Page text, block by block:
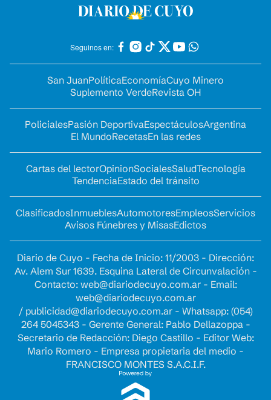
Seguinos en:
San JuanPolíticaEconomíaCuyo Minero
Suplemento VerdeRevista OH
PolicialesPasión DeportivaEspectáculosArgentina
El MundoRecetasEn las redes
Cartas del lectorOpinionSocialesSaludTecnología
TendenciaEstado del tránsito
ClasificadosInmueblesAutomotoresEmpleosServicios
Avisos Fúnebres y MisasEdictos
Diario de Cuyo - Fecha de Inicio: 11/2003 - Dirección:
Av. Alem Sur 1639. Esquina Lateral de Circunvalación -
Contacto: web@diariodecuyo.com.ar- Email:
web@diariodecuyo.com.ar
/ publicidad@diariodecuyo.com.ar- Whatsapp: (054)
264 5045343 - Gerente General: Pablo Dellazoppa -
Secretario de Redacción: Diego Castillo - Editor Web:
Mario Romero - Empresa propietaria del medio -
FRANCISCO MONTES S.A.C.I.F.